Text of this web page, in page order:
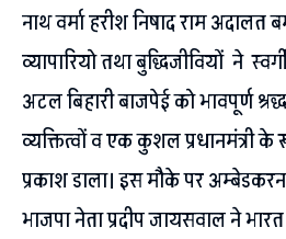
नाथ वर्मा हरीश निषाद राम अदालत
व्यापारियो तथा बुद्धिजीवियों ने
अटल बिहारी बाजपेई को भावपूर्ण
व्यक्तित्वों व एक कुशल प्रधानमंत्री
प्रकाश डाला। इस मौके पर
भाजपा नेता प्रदीप जायसवाल ने